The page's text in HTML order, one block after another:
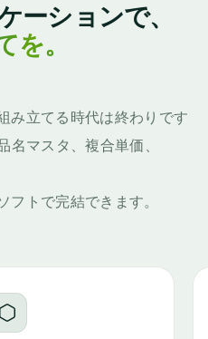
ーションで、
を。
み立てる時代は終わりです
名マスタ、複合単価、
トで完結できます。